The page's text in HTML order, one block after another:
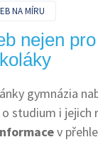
NA MÍRU
nejen pro
gymnázia
o studium i jejich
v